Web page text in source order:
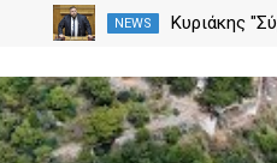
NEWS
Κυριάκης
λειτουργίας